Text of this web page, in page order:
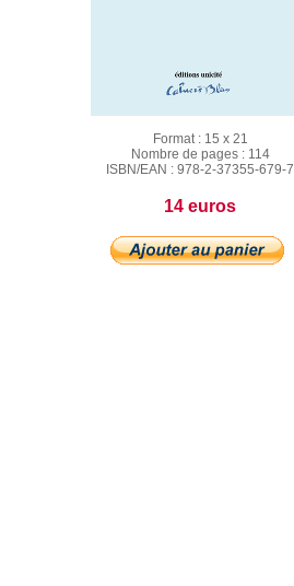
Format : 15 x 21
Nombre de pages : 114
ISBN/EAN : 978-2-37355-679-7
14 euros